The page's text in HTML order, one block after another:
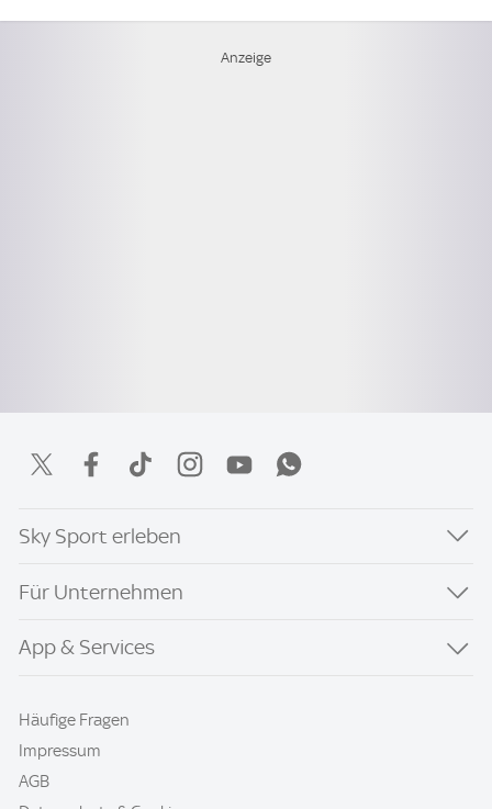
Sky Sport erleben
Für Unternehmen
App & Services
Häufige Fragen
Impressum
AGB